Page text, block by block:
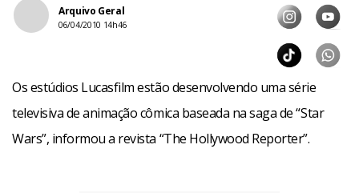
Arquivo Geral
06/04/2010 14h46
Os estúdios Lucasfilm estão desenvolvendo uma série
televisiva de animação cômica baseada na saga de “Star
Wars”, informou a revista “The Hollywood Reporter”.